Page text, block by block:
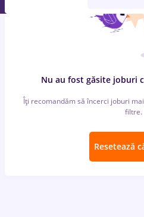
Nu au fost găsite joburi
Îți recomandăm să încerci joburi
filtre.
Resetează